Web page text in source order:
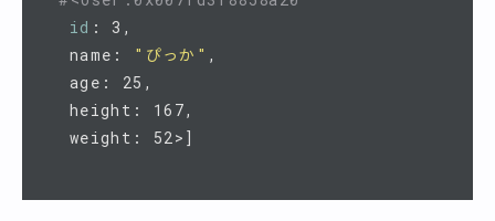
id : 3,
  name:
"ぴっか" ,
  age: 25,
  height: 167,